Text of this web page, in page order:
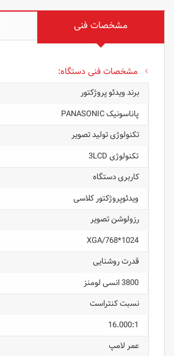
مشخصات فنی
مشخصات فنی دستگاه:
برند ویدئو پروژکتور
پاناسونیک PANASONIC
تکنولوژی تولید تصویر
تکنولوژی 3LCD
کاربری دستگاه
ویدئوپروژکتور کلاسی
رزولوشن تصویر
1024*768/XGA
قدرت روشنایی
3800 انسی لومنز
نسبت کنتراست
16.000:1
عمر لامپ